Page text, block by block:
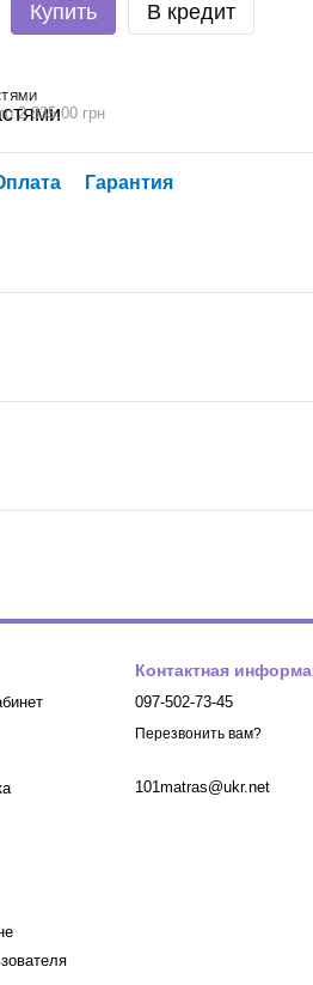
Купить В кредит
2 835.00 грн
Гарантия
Контактная
097-502-73-45
Перезвонить вам?
101matras@ukr.net